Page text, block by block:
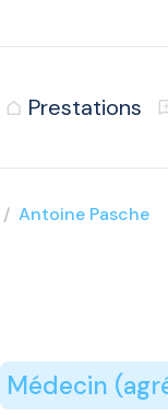
Prestations
Antoine Pasche
Médecin